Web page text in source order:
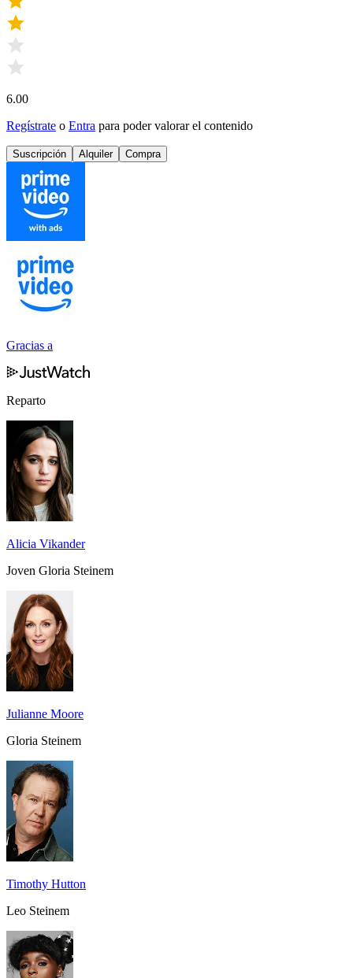
6.00
Regístrate o Entra para poder valorar el contenido
Suscripción Alquiler Compra
Gracias a
Reparto
Alicia Vikander
Joven Gloria Steinem
Julianne Moore
Gloria Steinem
Timothy Hutton
Leo Steinem